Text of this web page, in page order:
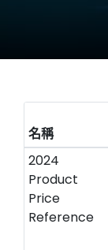
名稱
2024
Product
Price
Reference